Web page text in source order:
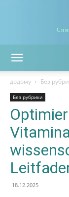
додому Без
Без рубрики
18.12.2025